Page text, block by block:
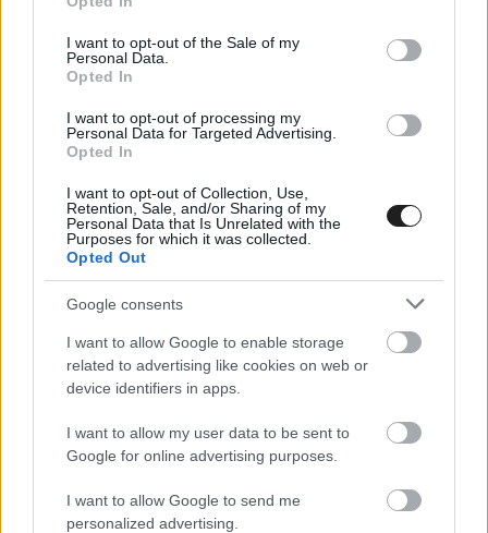
use your data for below specified purposes in below Google
consent section.
I want to opt-out of the Sale of my
Personal Data.
Opted In
I want to opt-out of processing my
Personal Data for Targeted Advertising.
Opted In
I want to opt-out of Collection, Use,
Retention, Sale, and/or Sharing of my
Personal Data that Is Unrelated with the
Purposes for which it was collected.
Opted Out
Google consents
I want to allow Google to enable storage
related to advertising like cookies on web or
device identifiers in apps.
I want to allow my user data to be sent to
Google for online advertising purposes.
I want to allow Google to send me
personalized advertising.
4 Sami Pajari, Marko Salminen (FIN) Toyota GR
Yaris Rally1 +1:12.5
5 Takamoto Katsuta, Aaron Johnston (JPN – IRL)
Toyota GR Yaris Rally1 +1:38.6
6 Thierry Neuville, Martijn Wydaeghe (BEL)
Hyundai i20 N Rally1 +1:40.2
7 Adrien Fourmaux, Alexandre Coria (FRA)
Hyundai i20 N Rally1 +1:46.7
8 Esapekka Lappi, Enni Mälkönen (FIN) Hyundai
i20 N Rally1 +2:24.2
Jon Armstrong,Shane Byrne (IRL) Ford Puma
Rally1 +2:44.6
10 RobertVirves ,Jakko Viilo(EST) SkodaFabia
Rally2 (WRC2) +5:47.2
Gus Greensmith, JonasAndersson
(GBR –